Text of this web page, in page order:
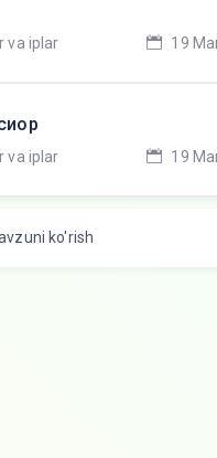
va iplar 19
va iplar 19
ko'rish